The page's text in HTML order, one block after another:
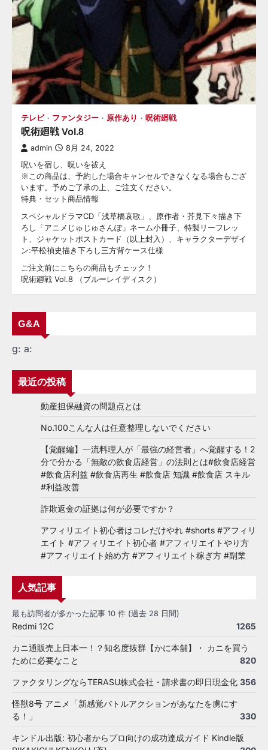
テレビ ファンタジー 原作あり 呪術廻戦
呪術廻戦 Vol.8
admin 8月 24, 2022
呪いを宿し、呪いを祓え
※この商品は、予約した場合キャンセルできなくなる場合もござ
います。予めご了承の上、ご注文ください。
特典・セット商品情報
スペシャルドラマCD「浅草橋哀歌」、原作者・芥見下々描き下
ろし「アニメじゅじゅさんぽ」ネーム小冊子、特製リーフレッ
ト、ジャケットポストカード（以上封入）、キャラクターデザイ
ン:平松禎史描き下ろし三方背ケース仕様
ご注文前にこちらの商品もチェック！
呪術廻戦 Vol.8 （ブルーレイディスク）
G&A
g: a:
最近の投稿
動産担保融資の問題点とは
No.100こんな人は任意整理しないでください
【覚醒編】一流料理人が「最強の経営者」へ覚醒する！2
分で分かる「無敵の飲食店経営」の法則とは#飲食店経営
#飲食店利益 #飲食店再生 #飲食店 知識 #飲食店 スキル
#利益改善
詐欺返金の証拠は何が必要ですか？
アフィリエイト初心者はコレだけやれ #shorts #アフィリ
エイト #アフィリエイト初心者 #アフィリエイトやり方
#アフィリエイト始め方 #アフィリエイト稼ぎ方 #副業
人気記事
最も訪問者が多かった記事 10 件 (過去 28 日間)
Redmi 12C 1265
カニ通販売上日本一！？知名度抜群【かに本舗】・ カニを買う
ために必要なこと
820
ファクタリングならTERASU株式会社・請求書の即日現金化 356
怪獣8号 アニメ「新感覚バトルアクションがあなたを虜にす
る！」
330
キンドル出版: 初心者からプロ向けの成功達成ガイド Kindle版